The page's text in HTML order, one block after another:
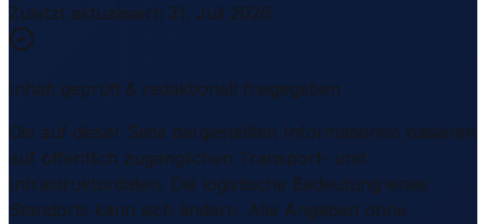
Zuletzt aktualisiert: 31. Juli 2026
Inhalt geprüft & redaktionell freigegeben
Die auf dieser Seite dargestellten Informationen basieren
auf öffentlich zugänglichen Transport- und
Infrastrukturdaten. Die logistische Bedeutung eines
Standorts kann sich ändern. Alle Angaben ohne